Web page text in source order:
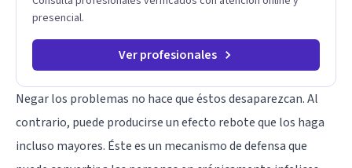
presencial.
Ver profesionales
Negar los problemas no hace que éstos desaparezcan. Al
contrario, puede producirse un efecto rebote que los haga
incluso mayores. Éste es un mecanismo de defensaque